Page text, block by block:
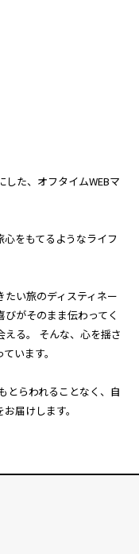
した、オフタイムWEBマ
をもてるようなライフ
たい旅のディスティネー
がそのまま伝わってく
る。 そんな、心を揺さ
います。
とらわれることなく、自
届けします。